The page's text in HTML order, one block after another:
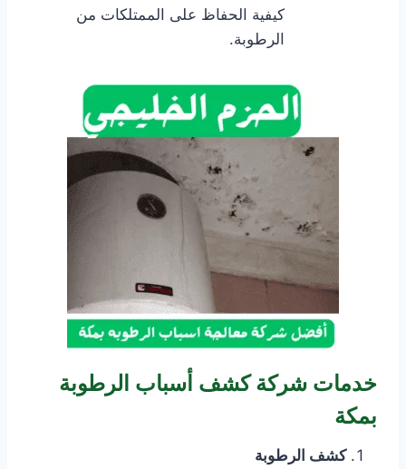
كيفية الحفاظ على الممتلكات من
الرطوبة.
خدمات شركة كشف أسباب الرطوبة
بمكة
كشف الرطوبة